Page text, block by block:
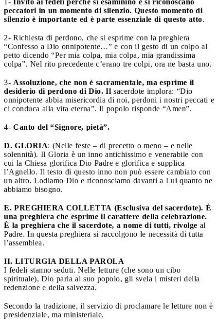
peccatori in un momento di silenzio. Questo momento di
silenzio è importante ed è parte essenziale di questo atto.
2- Richiesta di perdono, che si esprime con la preghiera
“Confesso a Dio onnipotente…” e con il gesto di un colpo al
petto dicendo “Per mia colpa, mia colpa, mia grandissima
colpa”. Nel rito precedente c’erano tre colpi, ora ne basta uno.
3- Assoluzione, che non è sacramentale, ma esprime il
desiderio di perdono di Dio. Il sacerdote implora: “Dio
onnipotente abbia misericordia di noi, perdoni i nostri peccati e
ci conduca alla vita eterna”. Il popolo risponde “Amen”.
4- Canto del “Signore, pietà”.
D. GLORIA: (Nelle feste – di precetto o meno – e nelle
solennità). Il Gloria è un inno antichissimo e venerabile con
cui la Chiesa glorifica Dio Padre e glorifica e supplica
l’Agnello. Il testo di questo inno non può essere cambiato con
un altro. Lodiamo Dio e riconosciamo davanti a Lui quanto ne
abbiamo bisogno.
E. PREGHIERA COLLETTA (Esclusiva del sacerdote). È
una preghiera che esprime il carattere della celebrazione.
È la preghiera che il sacerdote, a nome di tutti, rivolge al
Padre. In questa preghiera si raccolgono le necessità di tutta
l’assemblea.
II. LITURGIA DELLA PAROLA
I fedeli stanno seduti. Nelle letture (che sono un cibo
spirituale), Dio parla al suo popolo, gli svela i misteri della
redenzione e della salvezza.
Secondo la tradizione, il servizio di proclamare le letture non è
presidenziale, ma ministeriale.